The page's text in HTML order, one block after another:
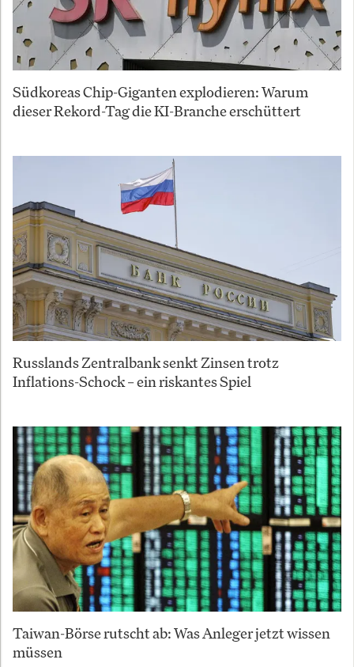
Südkoreas Chip-Giganten explodieren: Warum
dieser Rekord-Tag die KI-Branche erschüttert
Russlands Zentralbank senkt Zinsen trotz
Inflations-Schock – ein riskantes Spiel
Taiwan-Börse rutscht ab: Was Anleger jetzt wissen
müssen